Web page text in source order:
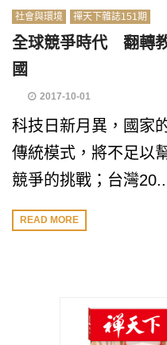
社會與環境 禪天下雜誌151期
全球競爭時代 翻轉
國
2017-10-01
科技日新月異，國家
傳統模式，將不足以
競爭的挑戰；台灣
READ MORE